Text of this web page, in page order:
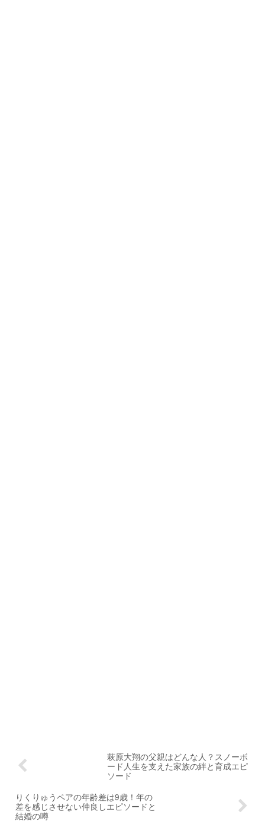
萩原大翔の父親はどんな人？スノーボ
ード人生を支えた家族の絆と育成エピ
ソード
りくりゅうペアの年齢差は9歳！年の
差を感じさせない仲良しエピソードと
結婚の噂